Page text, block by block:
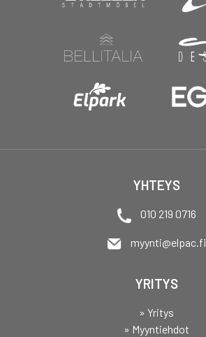
YHTEYS
010 219 0716
myynti@elpac.fi
YRITYS
» Yritys
» Myyntiehdot